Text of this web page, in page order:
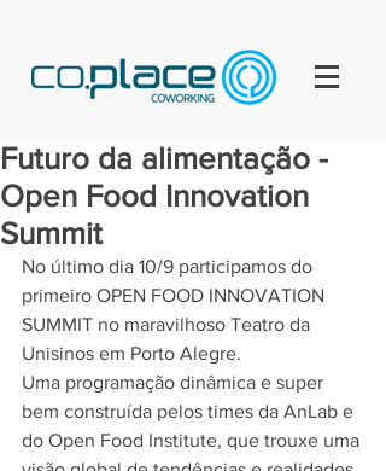
Futuro da alimentação -
Open Food Innovation
Summit
No último dia 10/9 participamos do
primeiro OPEN FOOD INNOVATION
SUMMIT no maravilhoso Teatro da
Unisinos em Porto Alegre.
Uma programação dinâmica e super
bem construída pelos times da AnLab e
do Open Food Institute, que trouxe uma